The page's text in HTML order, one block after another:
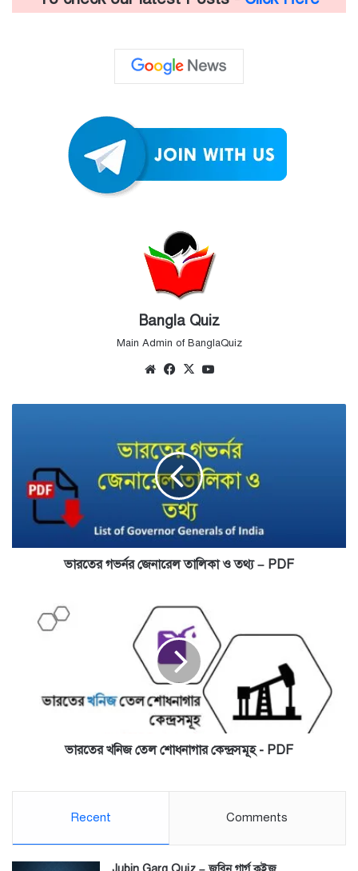
Bangla Quiz
Main Admin of BanglaQuiz
WebsiteFacebook
X
তথ্য
ভারতের গভর্নর জেনারেল তালিকা ও তথ্য – PDF
ভারতের খনিজ তেল শোধনাগার কেন্দ্রসমূহ - PDF
Recent Comments